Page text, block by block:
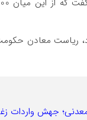
معدنی؛ جهش